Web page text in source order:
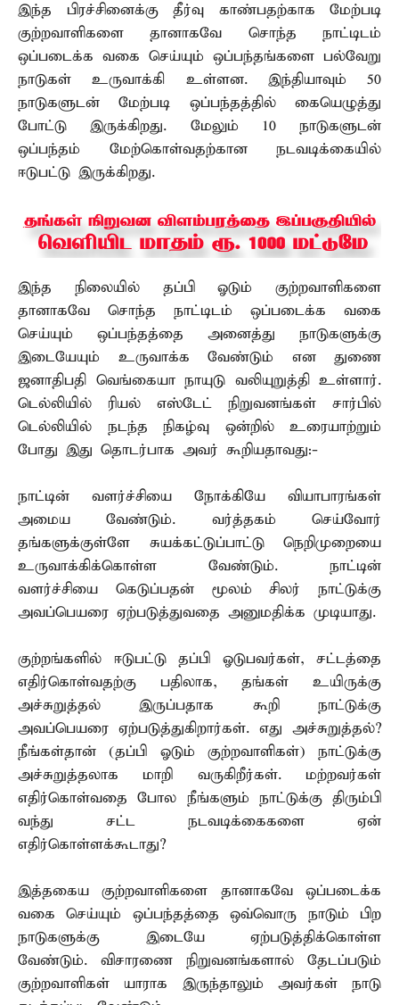
இந்த பிரச்சினைக்கு தீர்வு காண்பதற்காக மேற்படி
குற்றவாளிகளை தானாகவே சொந்த நாட்டிடம்
ஒப்படைக்க வகை செய்யும் ஒப்பந்தங்களை பல்வேறு
நாடுகள் உருவாக்கி உள்ளன. இந்தியாவும் 50
நாடுகளுடன் மேற்படி ஒப்பந்தத்தில் கையெழுத்து
போட்டு இருக்கிறது. மேலும் 10 நாடுகளுடன்
ஒப்பந்தம் மேற்கொள்வதற்கான நடவடிக்கையில்
ஈடுபட்டு இருக்கிறது.
இந்த நிலையில் தப்பி ஓடும் குற்றவாளிகளை
தானாகவே சொந்த நாட்டிடம் ஒப்படைக்க வகை
செய்யும் ஒப்பந்தத்தை அனைத்து நாடுகளுக்கு
இடையேயும் உருவாக்க வேண்டும் என துணை
ஜனாதிபதி வெங்கையா நாயுடு வலியுறுத்தி உள்ளார்.
டெல்லியில் ரியல் எஸ்டேட் நிறுவனங்கள் சார்பில்
டெல்லியில் நடந்த நிகழ்வு ஒன்றில் உரையாற்றும்
போது இது தொடர்பாக அவர் கூறியதாவது:-
நாட்டின் வளர்ச்சியை நோக்கியே வியாபாரங்கள்
அமைய வேண்டும். வர்த்தகம் செய்வோர்
தங்களுக்குள்ளே சுயக்கட்டுப்பாட்டு நெறிமுறையை
உருவாக்கிக்கொள்ள வேண்டும். நாட்டின்
வளர்ச்சியை கெடுப்பதன் மூலம் சிலர் நாட்டுக்கு
அவப்பெயரை ஏற்படுத்துவதை அனுமதிக்க முடியாது.
குற்றங்களில் ஈடுபட்டு தப்பி ஓடுபவர்கள், சட்டத்தை
எதிர்கொள்வதற்கு பதிலாக, தங்கள் உயிருக்கு
அச்சுறுத்தல் இருப்பதாக கூறி நாட்டுக்கு
அவப்பெயரை ஏற்படுத்துகிறார்கள். எது அச்சுறுத்தல்?
நீங்கள்தான் (தப்பி ஓடும் குற்றவாளிகள்) நாட்டுக்கு
அச்சுறுத்தலாக மாறி வருகிறீர்கள். மற்றவர்கள்
எதிர்கொள்வதை போல நீங்களும் நாட்டுக்கு திரும்பி
வந்து சட்ட நடவடிக்கைகளை ஏன்
எதிர்கொள்ளக்கூடாது?
இத்தகைய குற்றவாளிகளை தானாகவே ஒப்படைக்க
வகை செய்யும் ஒப்பந்தத்தை ஒவ்வொரு நாடும் பிற
நாடுகளுக்கு இடையே ஏற்படுத்திக்கொள்ள
வேண்டும். விசாரணை நிறுவனங்களால் தேடப்படும்
குற்றவாளிகள் யாராக இருந்தாலும் அவர்கள் நாடு